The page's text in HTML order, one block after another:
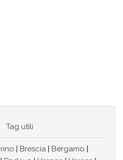
Tag utili
Brescia Bergamo